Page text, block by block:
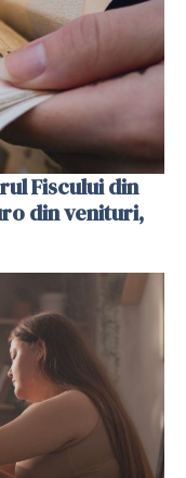
Fiscului din
din venituri,